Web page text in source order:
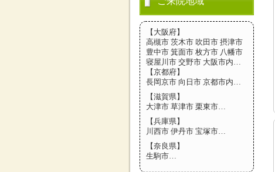
【大阪府】
高槻市 茨木市 吹田市 摂津市
豊中市 箕面市 枚方市 八幡市
寝屋川市 交野市 大阪市内…
【京都府】
長岡京市 向日市 京都市内…
【滋賀県】
大津市 草津市 栗東市…
【兵庫県】
川西市 伊丹市 宝塚市…
【奈良県】
生駒市…